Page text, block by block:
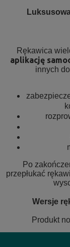
Rękawica
aplikację
innych
Po
przepłukać
Wersje
Produkt